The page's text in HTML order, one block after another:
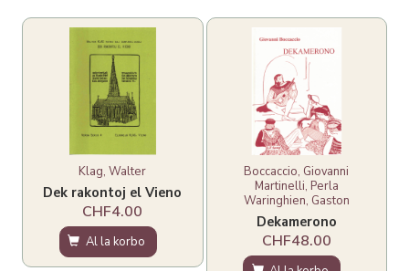
Klag, Walter
Dek rakontoj el Vieno
CHF4.00
Al la korbo
Boccaccio, Giovanni
Martinelli, Perla
Waringhien, Gaston
Dekamerono
CHF48.00